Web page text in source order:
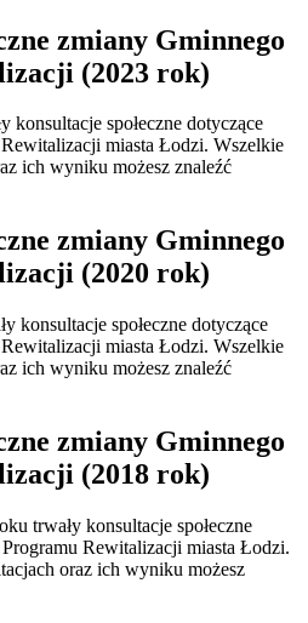
zmiany Gminnego
(2023 rok)
konsultacje społeczne dotyczące
miasta Łodzi. Wszelkie
ich wyniku możesz znaleźć
zmiany Gminnego
(2020 rok)
konsultacje społeczne dotyczące
miasta Łodzi. Wszelkie
ich wyniku możesz znaleźć
zmiany Gminnego
(2018 rok)
trwały konsultacje społeczne
Rewitalizacji miasta Łodzi.
oraz ich wyniku możesz